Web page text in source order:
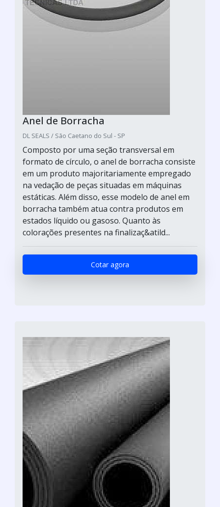
Anel de Borracha
DL SEALS / São Caetano do Sul - SP
Composto por uma seção transversal em
formato de círculo, o anel de borracha consiste
em um produto majoritariamente empregado
na vedação de peças situadas em máquinas
estáticas. Além disso, esse modelo de anel em
borracha também atua contra produtos em
estados líquido ou gasoso. Quanto às
colorações presentes na finalizaç&atild...
Cotar agora